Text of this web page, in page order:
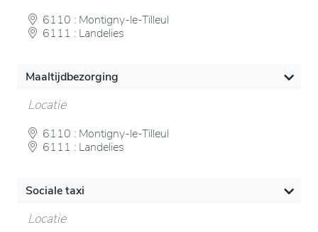
6110 : Montigny-le-Tilleul
6111 : Landelies
Maaltijdbezorging
Locatie
6110 : Montigny-le-Tilleul
6111 : Landelies
Sociale taxi
Locatie